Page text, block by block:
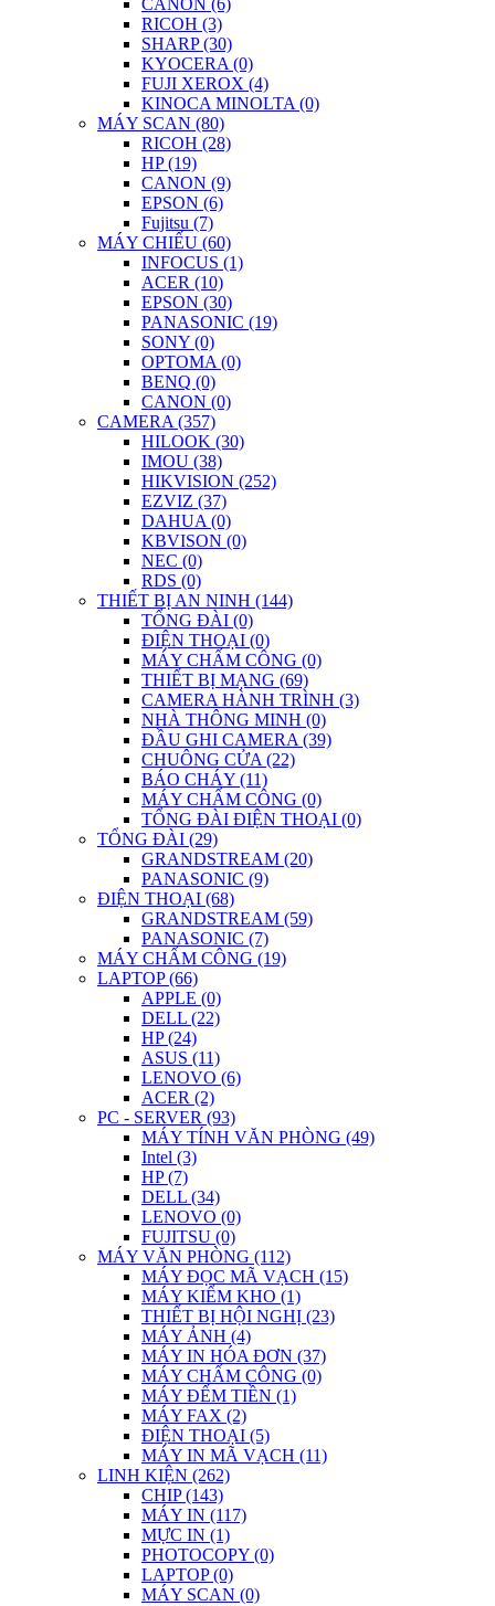
CANON (6)
RICOH (3)
SHARP (30)
KYOCERA (0)
FUJI XEROX (4)
KINOCA MINOLTA (0)
MÁY SCAN (80)
RICOH (28)
HP (19)
CANON (9)
EPSON (6)
Fujitsu (7)
MÁY CHIẾU (60)
INFOCUS (1)
ACER (10)
EPSON (30)
PANASONIC (19)
SONY (0)
OPTOMA (0)
BENQ (0)
CANON (0)
CAMERA (357)
HILOOK (30)
IMOU (38)
HIKVISION (252)
EZVIZ (37)
DAHUA (0)
KBVISON (0)
NEC (0)
RDS (0)
THIẾT BỊ AN NINH (144)
TỔNG ĐÀI (0)
ĐIỆN THOẠI (0)
MÁY CHẤM CÔNG (0)
THIẾT BỊ MẠNG (69)
CAMERA HÀNH TRÌNH (3)
NHÀ THÔNG MINH (0)
ĐẦU GHI CAMERA (39)
CHUÔNG CỬA (22)
BÁO CHÁY (11)
MÁY CHẤM CÔNG (0)
TỔNG ĐÀI ĐIỆN THOẠI (0)
TỔNG ĐÀI (29)
GRANDSTREAM (20)
PANASONIC (9)
ĐIỆN THOẠI (68)
GRANDSTREAM (59)
PANASONIC (7)
MÁY CHẤM CÔNG (19)
LAPTOP (66)
APPLE (0)
DELL (22)
HP (24)
ASUS (11)
LENOVO (6)
ACER (2)
PC - SERVER (93)
MÁY TÍNH VĂN PHÒNG (49)
Intel (3)
HP (7)
DELL (34)
LENOVO (0)
FUJITSU (0)
MÁY VĂN PHÒNG (112)
MÁY ĐỌC MÃ VẠCH (15)
MÁY KIỂM KHO (1)
THIẾT BỊ HỘI NGHỊ (23)
MÁY ẢNH (4)
MÁY IN HÓA ĐƠN (37)
MÁY CHẤM CÔNG (0)
MÁY ĐẾM TIỀN (1)
MÁY FAX (2)
ĐIỆN THOẠI (5)
MÁY IN MÃ VẠCH (11)
LINH KIỆN (262)
CHIP (143)
MÁY IN (117)
MỰC IN (1)
PHOTOCOPY (0)
LAPTOP (0)
MÁY SCAN (0)